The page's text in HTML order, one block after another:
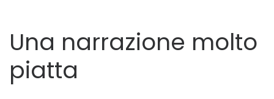
Una narrazione molto
piatta